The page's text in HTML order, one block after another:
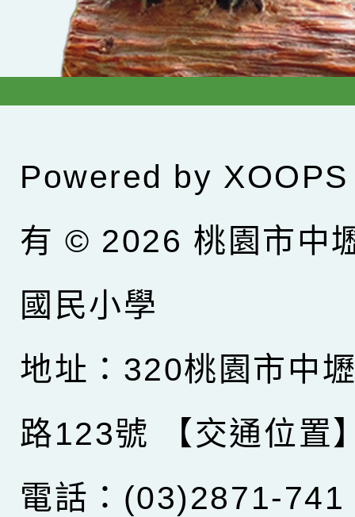
Powered by XOOPS
有 © 2026 桃園市中
國民小學
地址：320桃園市中
路123號
【交通位置
電話：(03)2871-741